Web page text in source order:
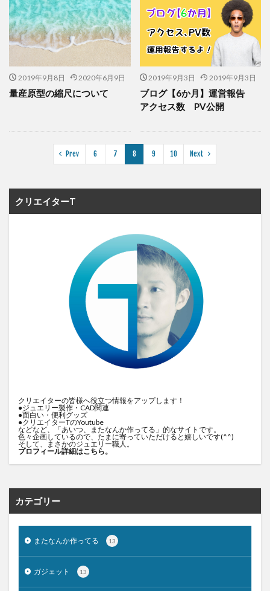
2019年9月8日 2020年6月9日
量産原型の縮尺について
2019年9月3日 2019年9月3日
ブログ【6か月】運営報告
アクセス数 PV公開
Prev 6 7 8 9 10 Next
クリエイターT
クリエイターの皆様へ役立つ情報をアップします！
●ジュエリー製作・CAD関連
●面白い・便利グッズ
●クリエイターTのYoutube
などなど、「あいつ、またなんか作ってる」的なサイトです。
色々企画しているので、たまに寄っていただけると嬉しいです(^^)
そして、まさかのジュエリー職人。
プロフィール詳細はこちら。
カテゴリー
またなんか作ってる 13
ガジェット 13